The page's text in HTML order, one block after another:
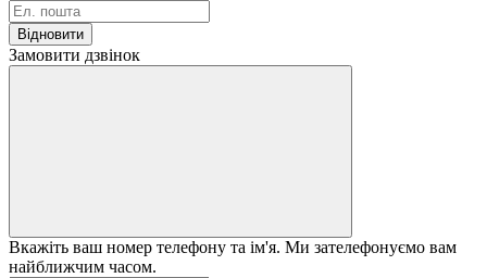
Відновити
Замовити дзвінок
Вкажіть ваш номер телефону та ім'я. Ми зателефонуємо вам
найближчим часом.